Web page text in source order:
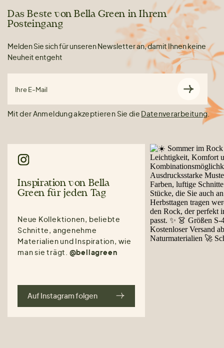
Das Beste von Bella Green in Ihrem
Posteingang
Melden Sie sich für unseren Newsletter an, damit Ihnen keine
Neuheit entgeht
Ihre E-Mail
Mit der Anmeldung akzeptieren Sie die Datenverarbeitung.
Inspiration von Bella
Green für jeden Tag
Neue Kollektionen, beliebte
Schnitte, angenehme
Materialien und Inspiration, wie
man sie trägt. @bellagreen
Auf Instagram folgen